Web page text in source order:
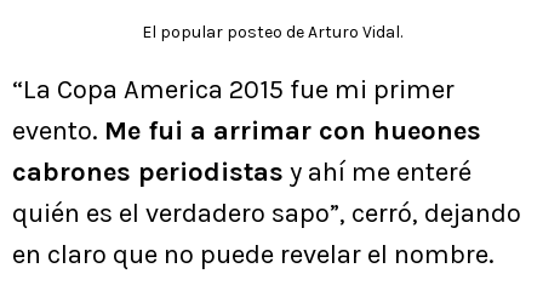
El popular posteo de Arturo Vidal.
“La Copa America 2015 fue mi primer
evento. Me fui a arrimar con hueones
cabrones periodistas y ahí me enteré
quién es el verdadero sapo”, cerró, dejando
en claro que no puede revelar el nombre.